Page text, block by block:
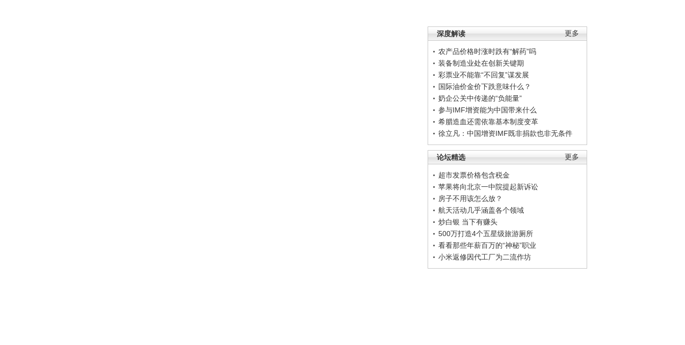
更多
深度解读
农产品价格时涨时跌有“解药”吗
装备制造业处在创新关键期
彩票业不能靠“不回复”谋发展
国际油价金价下跌意味什么？
奶企公关中传递的“负能量”
参与IMF增资能为中国带来什么
希腊造血还需依靠基本制度变革
徐立凡：中国增资IMF既非捐款也非无条件
更多
论坛精选
超市发票价格包含税金
苹果将向北京一中院提起新诉讼
房子不用该怎么放？
航天活动几乎涵盖各个领域
炒白银 当下有赚头
500万打造4个五星级旅游厕所
看看那些年薪百万的“神秘”职业
小米返修因代工厂为二流作坊